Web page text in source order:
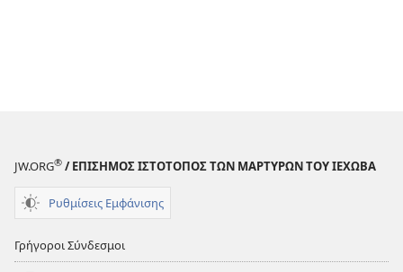
JW.ORG® / ΕΠΙΣΗΜΟΣ ΙΣΤΟΤΟΠΟΣ ΤΩΝ ΜΑΡΤΥΡΩΝ ΤΟΥ ΙΕΧΩΒΑ
Ρυθμίσεις Εμφάνισης
Γρήγοροι Σύνδεσμοι